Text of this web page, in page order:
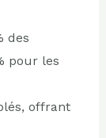
des
pour les
offrant